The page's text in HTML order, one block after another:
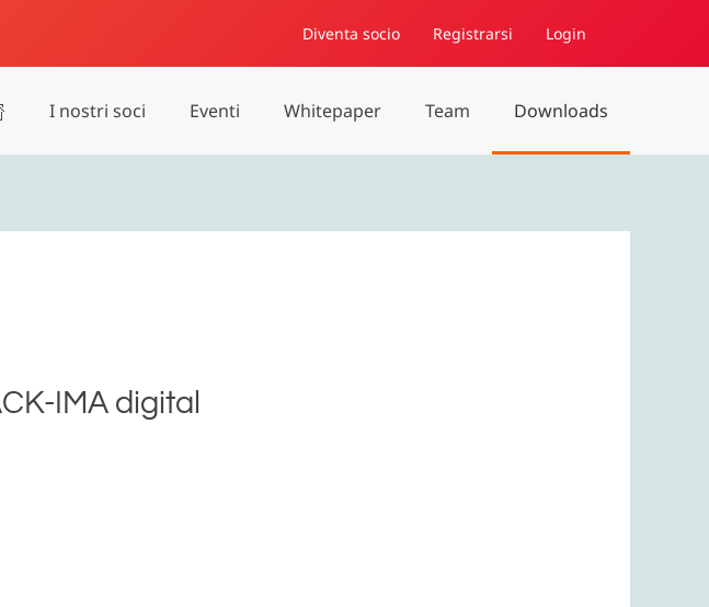
Diventa socio Registrarsi Login
I nostri soci Eventi Whitepaper Team Downloads
IMA digital